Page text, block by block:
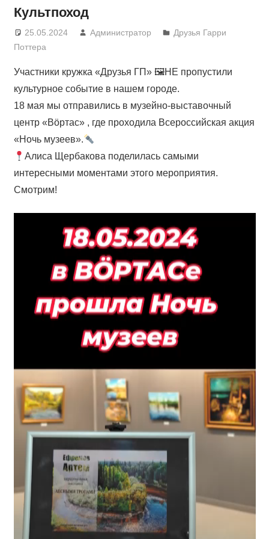
Культпоход
25.05.2024 Администратор
Друзья Гарри
Поттера
Участники кружка «Друзья ГП» 🖼НЕ пропустили
культурное событие в нашем городе.
18 мая мы отправились в музейно-выставочный
центр «Вöртас» , где проходила Всероссийская акция
«Ночь музеев».
Алиса Щербакова поделилась самыми
интересными моментами этого мероприятия.
Смотрим!